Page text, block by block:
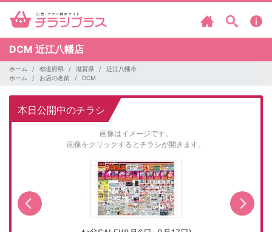
DCM 近江八幡店
ホーム 都道府県 滋賀県
近江八幡市
ホーム
お店の名前 DCM
本日公開中のチラシ
画像はイメージです。
画像をクリックするとチラシが開きます。